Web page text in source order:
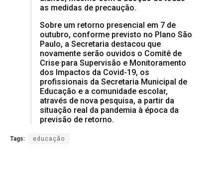
as medidas de precaução.
Sobre um retorno presencial em 7 de
outubro, conforme previsto no Plano São
Paulo, a Secretaria destacou que
novamente serão ouvidos o Comitê de
Crise para Supervisão e Monitoramento
dos Impactos da Covid-19, os
profissionais da Secretaria Municipal de
Educação e a comunidade escolar,
através de nova pesquisa, a partir da
situação real da pandemia à época da
previsão de retorno.
Tags: educação